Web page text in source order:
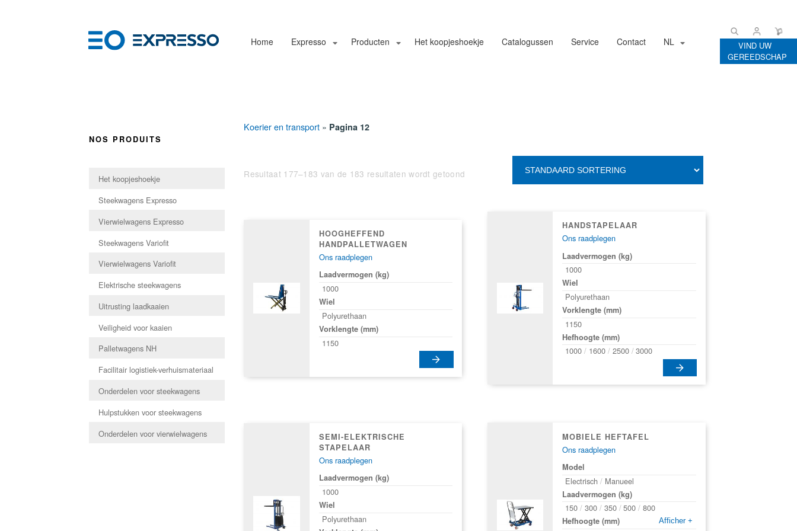
Home Expresso Producten Het koopjeshoekje Catalogussen Service Contact NL
VIND UW
GEREEDSCHAP
NOS PRODUITS
Het koopjeshoekje
Steekwagens Expresso
Vierwielwagens Expresso
Steekwagens Variofit
Vierwielwagens Variofit
Elektrische steekwagens
Uitrusting laadkaaien
Veiligheid voor kaaien
Palletwagens NH
Facilitair logistiek-verhuismateriaal
Onderdelen voor steekwagens
Hulpstukken voor steekwagens
Onderdelen voor vierwielwagens
Koerier en transport » Pagina 12
Resultaat 177–183 van de 183 resultaten wordt getoond
HOOGHEFFEND
HANDPALLETWAGEN
Ons raadplegen
Laadvermogen (kg)
1000
Wiel
Polyurethaan
Vorklengte (mm)
1150
HANDSTAPELAAR
Ons raadplegen
Laadvermogen (kg)
1000
Wiel
Polyurethaan
Vorklengte (mm)
1150
Hefhoogte (mm)
1000 1600 2500 3000
gekozen
worden
SEMI-ELEKTRISCHE
STAPELAAR
Ons raadplegen
Laadvermogen (kg)
1000
Wiel
Polyurethaan
MOBIELE HEFTAFEL
Ons raadplegen
Model
Electrisch Manueel
Laadvermogen (kg)
150 300 350 500 800
Hefhoogte (mm) Afficher +